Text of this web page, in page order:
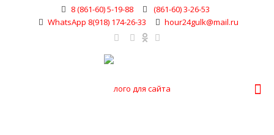
8 (861-60) 5-19-88
(861-60) 3-26-53
WhatsApp 8(918) 174-26-33
hour24gulk@mail.ru